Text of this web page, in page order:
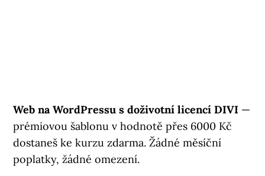
Web na WordPressu s doživotní licencí DIVI —
prémiovou šablonu v hodnotě přes 6000 Kč
dostaneš ke kurzu zdarma. Žádné měsíční
poplatky, žádné omezení.